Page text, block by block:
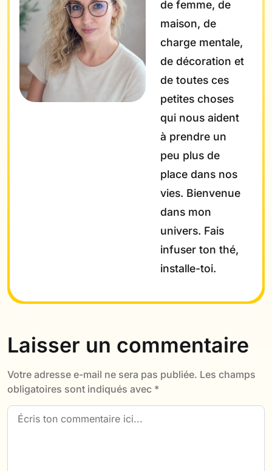
de femme, de
maison, de
charge mentale,
de décoration et
de toutes ces
petites choses
qui nous aident
à prendre un
peu plus de
place dans nos
vies. Bienvenue
dans mon
univers. Fais
infuser ton thé,
installe-toi.
Laisser un commentaire
Votre adresse e-mail ne sera pas publiée. Les champs
obligatoires sont indiqués avec *